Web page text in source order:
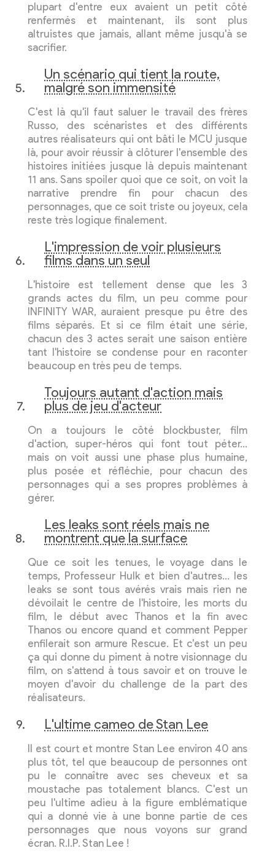
plupart d'entre eux avaient un petit côté
renfermés et maintenant, ils sont plus
altruistes que jamais, allant même jusqu'à se
sacrifier.
Un scénario qui tient la route,
malgré son immensité
C'est là qu'il faut saluer le travail des frères
Russo, des scénaristes et des différents
autres réalisateurs qui ont bâti le MCU jusque
là, pour avoir réussir à clôturer l'ensemble des
histoires initiées jusque là depuis maintenant
11 ans. Sans spoiler quoi que ce soit, on voit la
narrative prendre fin pour chacun des
personnages, que ce soit triste ou joyeux, cela
reste très logique finalement.
L'impression de voir plusieurs
films dans un seul
L'histoire est tellement dense que les 3
grands actes du film, un peu comme pour
INFINITY WAR, auraient presque pu être des
films séparés. Et si ce film était une série,
chacun des 3 actes serait une saison entière
tant l'histoire se condense pour en raconter
beaucoup en très peu de temps.
Toujours autant d'action mais
plus de jeu d'acteur
On a toujours le côté blockbuster, film
d'action, super-héros qui font tout péter…
mais on voit aussi une phase plus humaine,
plus posée et réfléchie, pour chacun des
personnages qui a ses propres problèmes à
gérer.
Les leaks sont réels mais ne
montrent que la surface
Que ce soit les tenues, le voyage dans le
temps, Professeur Hulk et bien d'autres… les
leaks se sont tous avérés vrais mais rien ne
dévoilait le centre de l'histoire, les morts du
film, le début avec Thanos et la fin avec
Thanos ou encore quand et comment Pepper
enfilerait son armure Rescue. Et c'est un peu
ça qui donne du piment à notre visionnage du
film, on s'attend à tous savoir et on trouve le
moyen d'avoir du challenge de la part des
réalisateurs.
L'ultime cameo de Stan Lee
Il est court et montre Stan Lee environ 40 ans
plus tôt, tel que beaucoup de personnes ont
pu le connaître avec ses cheveux et sa
moustache pas totalement blancs. C'est un
peu l'ultime adieu à la figure emblématique
qui a donné vie à une bonne partie de ces
personnages que nous voyons sur grand
écran. R.I.P. Stan Lee !